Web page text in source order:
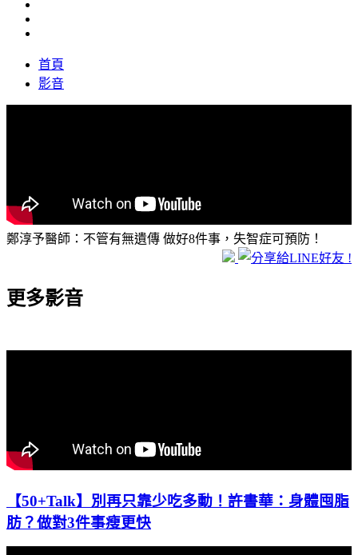
首頁
影音
鄭淳予醫師：不管有無遺傳 做好8件事，失智症可預防！
更多影音
【50+Talk】別再只靠少吃多動！許書華：身體囤脂
肪？做對3件事瘦更快